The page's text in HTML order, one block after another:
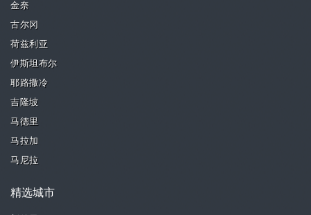
金奈
古尔冈
荷兹利亚
伊斯坦布尔
耶路撒冷
吉隆坡
马德里
马拉加
马尼拉
精选城市